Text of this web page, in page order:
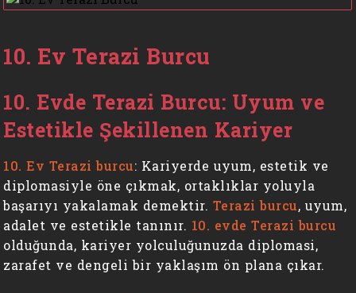
10. Ev Terazi Burcu
10. Evde Terazi Burcu: Uyum ve
Estetikle Şekillenen Kariyer
10. Ev Terazi burcu: Kariyerde uyum, estetik ve
diplomasiyle öne çıkmak, ortaklıklar yoluyla
başarıyı yakalamak demektir. Terazi burcu, uyum,
adalet ve estetikle tanınır. 10. evde Terazi burcu
olduğunda, kariyer yolculuğunuzda diplomasi,
zarafet ve dengeli bir yaklaşım ön plana çıkar.